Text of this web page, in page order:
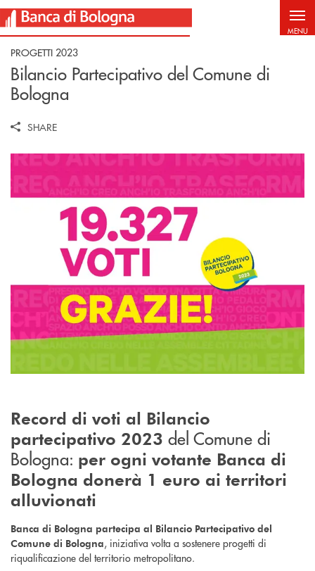
Salta al contenuto principale
MENU
PROGETTI 2023
Bilancio Partecipativo del Comune di
Bologna
SHARE
Record di voti al Bilancio
partecipativo 2023 del Comune di
Bologna: per ogni votante Banca di
Bologna donerà 1 euro ai territori
alluvionati
Banca di Bologna partecipa al Bilancio Partecipativo del
Comune di Bologna, iniziativa volta a sostenere progetti di
riqualificazione del territorio metropolitano.